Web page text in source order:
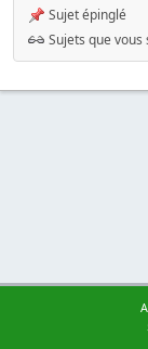
Sujet épinglé
Sujets que vous